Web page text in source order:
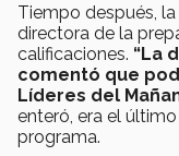
Tiempo después,
directora de la
calificaciones. “La
comentó que
Líderes del
enteró, era el
programa.